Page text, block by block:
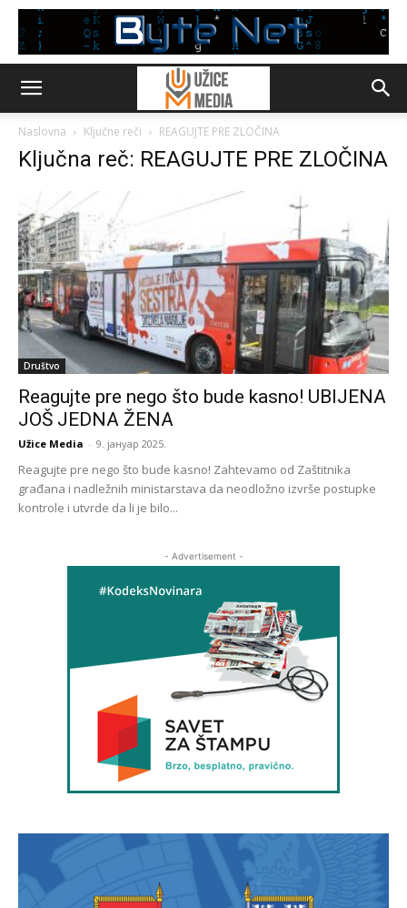
Naslovna Ključne reči REAGUJTE PRE ZLOČINA
Ključna reč: REAGUJTE PRE ZLOČINA
Društvo
Reagujte pre nego što bude kasno! UBIJENA
JOŠ JEDNA ŽENA
Užice Media - 9. јануар 2025.
Reagujte pre nego što bude kasno! Zahtevamo od Zaštitnika
građana i nadležnih ministarstava da neodložno izvrše postupke
kontrole i utvrde da li je bilo...
- Advertisement -